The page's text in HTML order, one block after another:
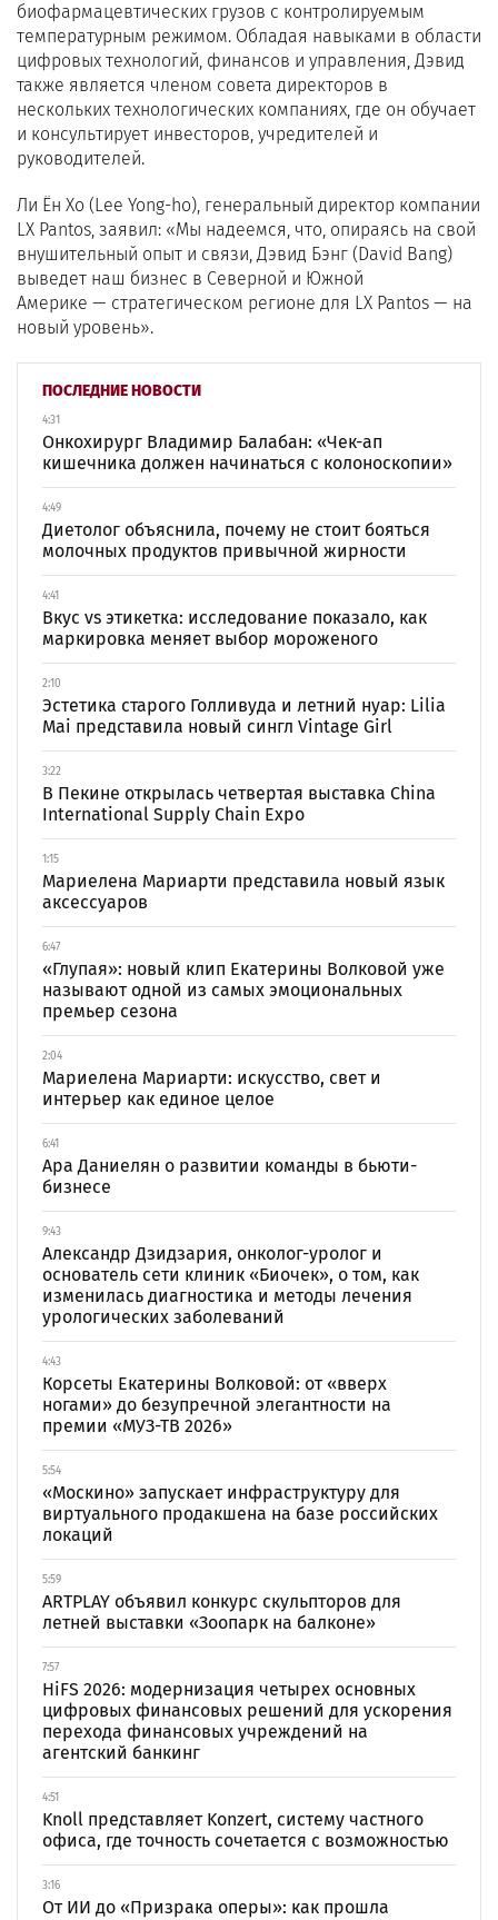
ПОСЛЕДНИЕ НОВОСТИ
4:31
Онкохирург Владимир Балабан: «Чек-ап
кишечника должен начинаться с колоноскопии»
4:49
Диетолог объяснила, почему не стоит бояться
молочных продуктов привычной жирности
4:41
Вкус vs этикетка: исследование показало, как
маркировка меняет выбор мороженого
2:10
Эстетика старого Голливуда и летний нуар: Lilia
Mai представила новый сингл Vintage Girl
3:22
В Пекине открылась четвертая выставка China
International Supply Chain Expo
1:15
Мариелена Мариарти представила новый язык
аксессуаров
6:47
«Глупая»: новый клип Екатерины Волковой уже
называют одной из самых эмоциональных
премьер сезона
2:04
Мариелена Мариарти: искусство, свет и
интерьер как единое целое
6:41
Ара Даниелян о развитии команды в бьюти-
бизнесе
9:43
Александр Дзидзария, онколог-уролог и
основатель сети клиник «Биочек», о том, как
изменилась диагностика и методы лечения
урологических заболеваний
4:43
Корсеты Екатерины Волковой: от «вверх
ногами» до безупречной элегантности на
премии «МУЗ-ТВ 2026»
5:54
«Москино» запускает инфраструктуру для
виртуального продакшена на базе российских
локаций
5:59
ARTPLAY объявил конкурс скульпторов для
летней выставки «Зоопарк на балконе»
7:57
HiFS 2026: модернизация четырех основных
цифровых финансовых решений для ускорения
перехода финансовых учреждений на
агентский банкинг
4:51
Knoll представляет Konzert, систему частного
офиса, где точность сочетается с возможностью
3:16
От ИИ до «Призрака оперы»: как прошла
биофармацевтических грузов с контролируемым
температурным режимом. Обладая навыками в области
цифровых технологий, финансов и управления, Дэвид
также является членом совета директоров в
нескольких технологических компаниях, где он обучает
и консультирует инвесторов, учредителей и
руководителей.
Ли Ён Хо (Lee Yong-ho), генеральный директор компании
LX Pantos, заявил: «Мы надеемся, что, опираясь на свой
внушительный опыт и связи, Дэвид Бэнг (David Bang)
выведет наш бизнес в Северной и Южной
Америке — стратегическом регионе для LX Pantos — на
новый уровень».